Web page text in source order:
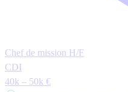
Chef de mission H/F
CDI
40k – 50k €